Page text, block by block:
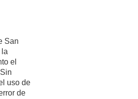
San
el
uso de
de